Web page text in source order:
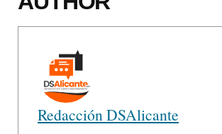
Redacción DSAlicante